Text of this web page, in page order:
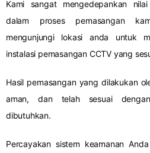
Kami sangat mengedepankan
dalam proses pemasangan
mengunjungi lokasi anda untuk
instalasi pemasangan CCTV yang
Hasil pemasangan yang dilakukan
aman, dan telah sesuai
dibutuhkan.
Percayakan sistem keamanan